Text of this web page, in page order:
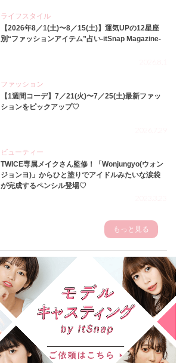
ライフスタイル
【2026年8／1(土)〜8／15(土)】運気UPの12星座
別“ファッションアイテム”占い-itSnap Magazine-
ファッション
【1週間コーデ】7／21(火)〜7／25(土)最新ファッ
ションをピックアップ♡
ビューティー
TWICE専属メイクさん監修！「Wonjungyo(ウォン
ジョンヨ)」からひと塗りでアイドルみたいな涙袋
が完成するペンシル登場♡
もっと見る